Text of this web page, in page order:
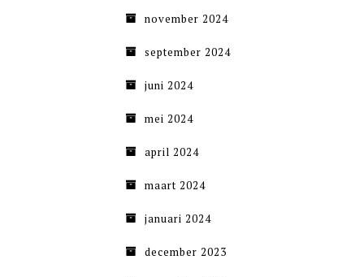
november 2024
september 2024
juni 2024
mei 2024
april 2024
maart 2024
januari 2024
december 2023